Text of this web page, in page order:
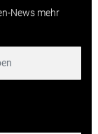
News mehr